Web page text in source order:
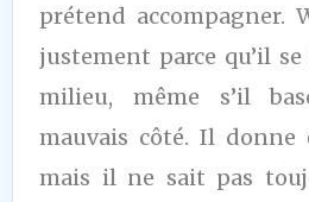
prétend accompagner.
justement parce qu’il
milieu, même s’il
mauvais côté. Il donne
mais il ne sait pas